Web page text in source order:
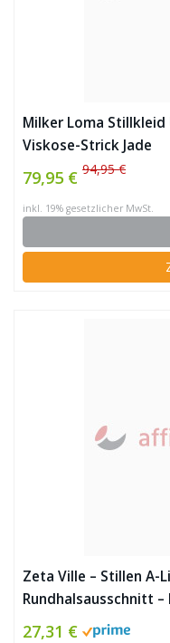
Milker Loma
Viskose-Strick Jade
79,95 € 94,95 €
inkl. 19% gesetzlicher MwSt.
Zeta Ville – Stillen A-
Rundhalsausschnitt –
27,31 €